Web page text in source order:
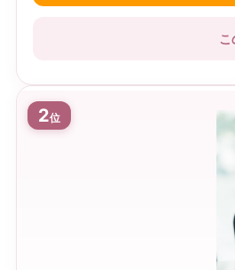
こ
2位